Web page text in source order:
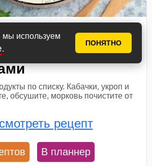
мы используем
.
ПОНЯТНО
по-корейски
приготовления
по списку. Кабачки, укроп и
обсушите, морковь почистите от
рецепт
В планнер